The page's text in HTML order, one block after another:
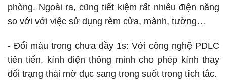
phòng. Ngoài ra, cũng tiết kiệm rất nhiều điện năng
so với với việc sử dụng rèm cửa, mành, tường…
- Đổi màu trong chưa đầy 1s: Với công nghệ PDLC
tiên tiến, kính điện thông minh cho phép kính thay
đổi trạng thái mờ đục sang trong suốt trong tích tắc.